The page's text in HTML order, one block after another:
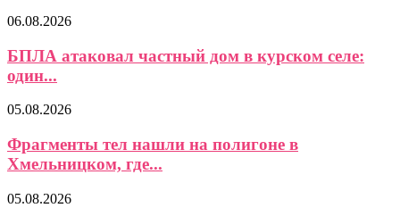
06.08.2026
БПЛА атаковал частный дом в курском селе:
один...
05.08.2026
Фрагменты тел нашли на полигоне в
Хмельницком, где...
05.08.2026